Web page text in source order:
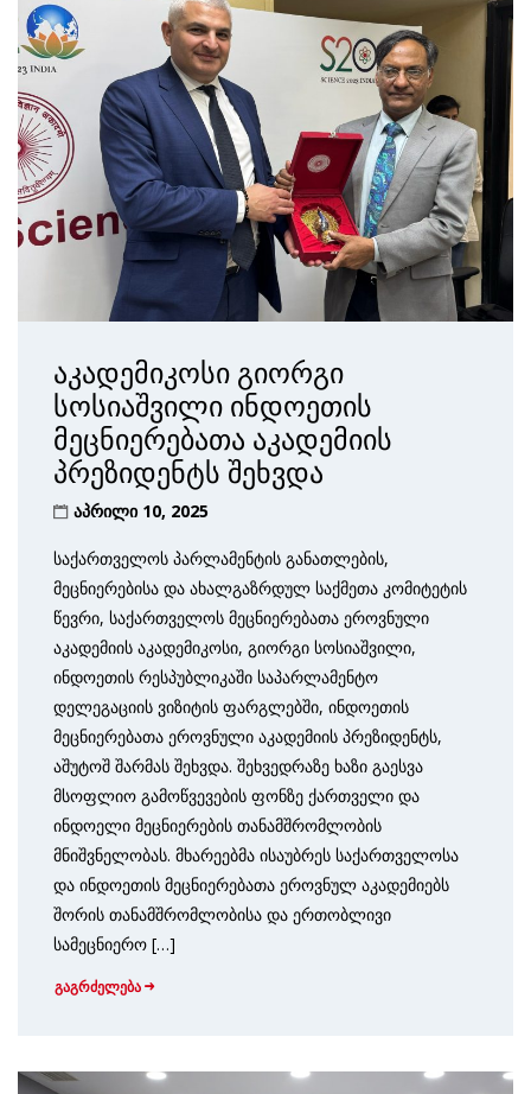
აკადემიკოსი გიორგი
სოსიაშვილი ინდოეთის
მეცნიერებათა აკადემიის
პრეზიდენტს შეხვდა
აპრილი 10, 2025
საქართველოს პარლამენტის განათლების,
მეცნიერებისა და ახალგაზრდულ საქმეთა კომიტეტის
წევრი, საქართველოს მეცნიერებათა ეროვნული
აკადემიის აკადემიკოსი, გიორგი სოსიაშვილი,
ინდოეთის რესპუბლიკაში საპარლამენტო
დელეგაციის ვიზიტის ფარგლებში, ინდოეთის
მეცნიერებათა ეროვნული აკადემიის პრეზიდენტს,
აშუტოშ შარმას შეხვდა. შეხვედრაზე ხაზი გაესვა
მსოფლიო გამოწვევების ფონზე ქართველი და
ინდოელი მეცნიერების თანამშრომლობის
მნიშვნელობას. მხარეებმა ისაუბრეს საქართველოსა
და ინდოეთის მეცნიერებათა ეროვნულ აკადემიებს
შორის თანამშრომლობისა და ერთობლივი
სამეცნიერო […]
გაგრძელება